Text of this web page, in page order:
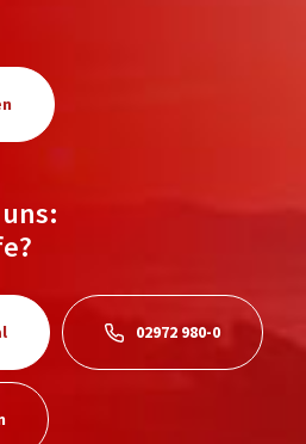
02972 980-0